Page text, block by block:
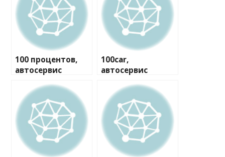
100 процентов,
автосервис
100car,
автосервис